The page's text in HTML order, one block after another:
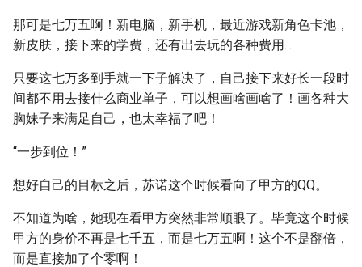
那可是七万五啊！新电脑，新手机，最近游戏新角色卡池，
新皮肤，接下来的学费，还有出去玩的各种费用...
只要这七万多到手就一下子解决了，自己接下来好长一段时
间都不用去接什么商业单子，可以想画啥画啥了！画各种大
胸妹子来满足自己，也太幸福了吧！
“一步到位！”
想好自己的目标之后，苏诺这个时候看向了甲方的QQ。
不知道为啥，她现在看甲方突然非常顺眼了。毕竟这个时候
甲方的身价不再是七千五，而是七万五啊！这个不是翻倍，
而是直接加了个零啊！